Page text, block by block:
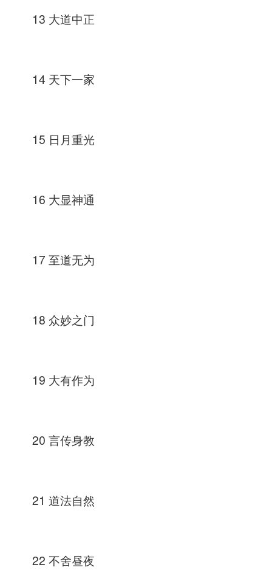
13 大道中正
14 天下一家
15 日月重光
16 大显神通
17 至道无为
18 众妙之门
19 大有作为
20 言传身教
21 道法自然
22 不舍昼夜